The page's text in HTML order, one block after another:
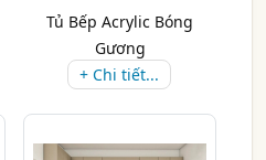
Tủ Bếp Acrylic Bóng
Gương
+ Chi tiết...